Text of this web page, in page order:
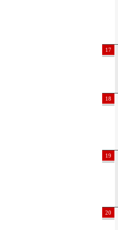
17
18
19
20